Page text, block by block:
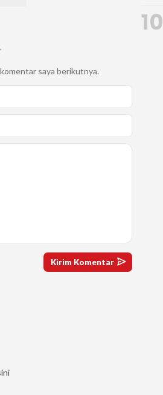
saya berikutnya.
10